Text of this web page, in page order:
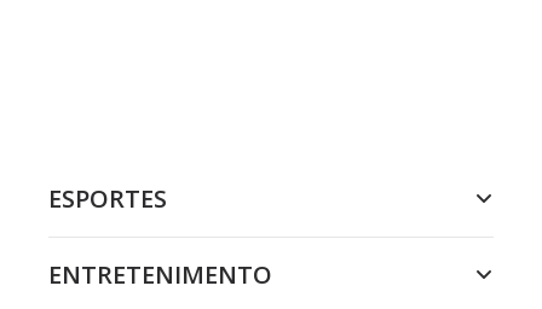
ESPORTES
ENTRETENIMENTO